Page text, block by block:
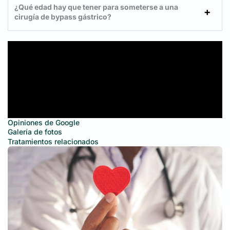
¿Qué edad hay que tener para someterse a una
cirugía de bypass gástrico?
Opiniones de Google
Galería de fotos
Tratamientos relacionados